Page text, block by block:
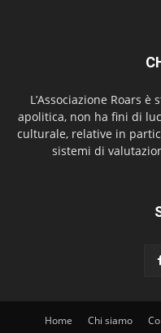
L’Associazione Roars
apolitica, non ha fini di
culturale, relative in
sistemi di
Home Chi siamo